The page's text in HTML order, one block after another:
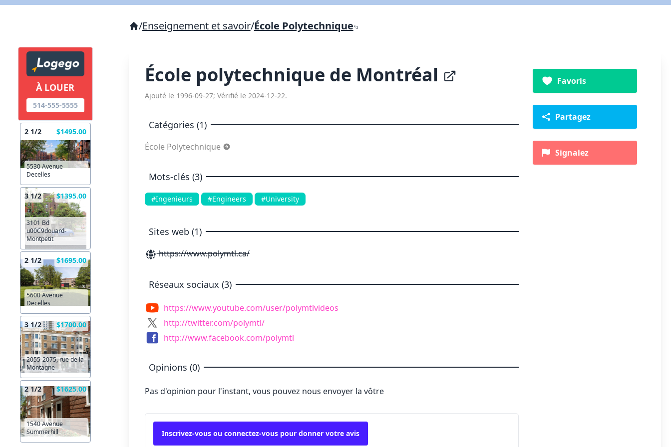
À LOUER
514-555-5555
2 1/2 $1495.00
5530 Avenue
Decelles
3 1/2 $1395.00
3101 Bd
u00C9douard-
Montpetit
2 1/2 $1695.00
5600 Avenue
Decelles
3 1/2 $1700.00
2055-2075, rue de la
Montagne
2 1/2 $1625.00
1540 Avenue
Summerhill
/Enseignement et savoir/École Polytechnique
École polytechnique de Montréal
Ajouté le 1996-09-27; Vérifié le 2024-12-22.
Catégories (1)
École Polytechnique
Mots-clés (3)
#Ingenieurs #Engineers #University
Sites web (1)
https://www.polymtl.ca/
Réseaux sociaux (3)
https://www.youtube.com/user/polymtlvideos
http://twitter.com/polymtl/
http://www.facebook.com/polymtl
Opinions (0)
Pas d'opinion pour l'instant, vous pouvez nous envoyer la vôtre
Inscrivez-vous ou connectez-vous pour donner votre avis
Favoris
Partagez
Signalez
X Fermer Envoyez